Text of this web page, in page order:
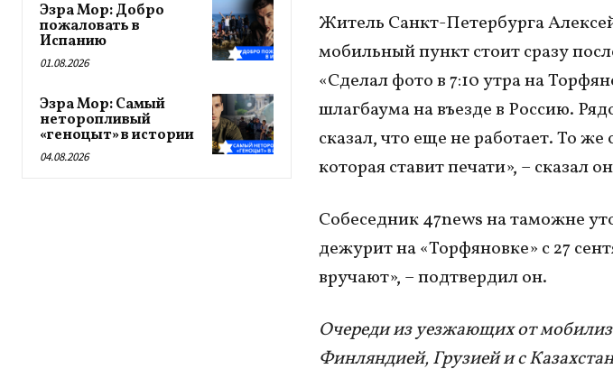
Эзра Мор: Добро
пожаловать в
Испанию
01.08.2026
Эзра Мор: Самый
неторопливый
«геноцыт» в истории
04.08.2026
Житель Санкт-Петербурга
мобильный пункт стоит сразу
«Сделал фото в 7:10 утра на
шлагбаума на въезде в Россию.
сказал, что еще не работает. То
которая ставит печати», – сказал
Собеседник 47news на таможне
дежурит на «Торфяновке» с 27
вручают», – подтвердил он.
Очереди из уезжающих от
Финляндией, Грузией и с